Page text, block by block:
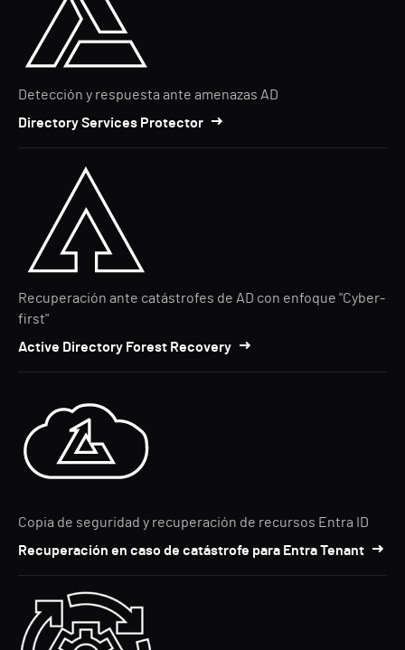
Detección y respuesta ante amenazas AD
Directory Services Protector
Recuperación ante catástrofes de AD con enfoque "Cyber-
first"
Active Directory Forest Recovery
Copia de seguridad y recuperación de recursos Entra ID
Recuperación en caso de catástrofe para Entra Tenant